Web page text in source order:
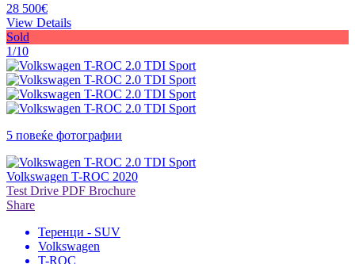
28 500€
View Details
Sold
1/10
5 повеќе фотографии
Volkswagen T-ROC 2020
Test Drive PDF Brochure
Share
Теренци - SUV
Volkswagen
T-ROC